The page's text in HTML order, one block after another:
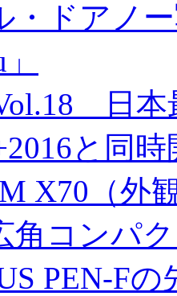
・ドアノ
日本
と同時
X70（外
角コンパ
PEN-F